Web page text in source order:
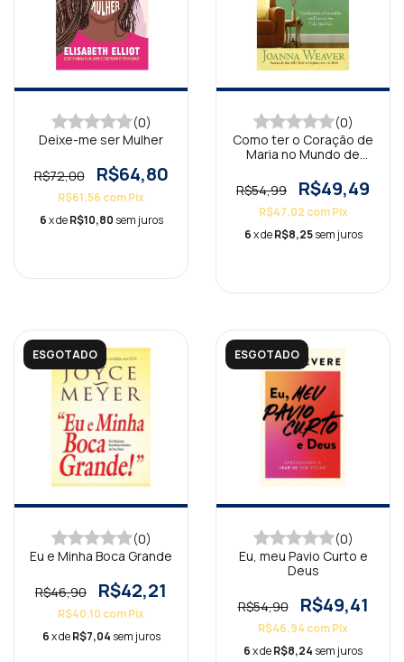
(0)
Deixe-me ser Mulher
R$72,00 R$64,80
R$61,56 comPix
6x deR$10,80 sem juros
(0)
Como ter o Coração de
Maria no Mundo de
R$54,99
R$49,49
R$47,02 com Pix
6x deR$8,25 sem juros
ESGOTADO
(0)
Eu e Minha Boca Grande
R$46,90 R$42,21
R$40,10 comPix
6x deR$7,04 sem juros
ESGOTADO
(0)
Eu, meu Pavio Curto e
Deus
R$54,90 R$49,41
R$46,94 comPix
6x deR$8,24 sem juros